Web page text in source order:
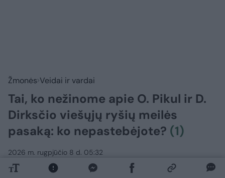
Žmonės Veidai ir vardai
Tai, ko nežinome apie O. Pikul ir D.
Dirksčio viešųjų ryšių meilės
pasaką: ko nepastebėjote? (1)
2026 m. rugpjūčio 8 d. 05:32